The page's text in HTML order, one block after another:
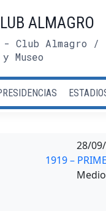
ALMAGRO
Club Almagro /
Museo
28/
1919 –